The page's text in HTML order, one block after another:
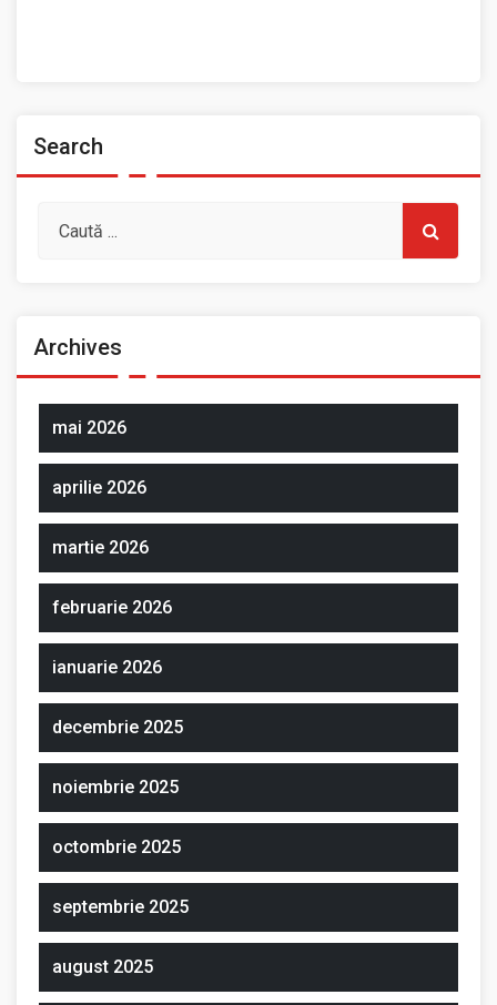
Search
Archives
mai 2026
aprilie 2026
martie 2026
februarie 2026
ianuarie 2026
decembrie 2025
noiembrie 2025
octombrie 2025
septembrie 2025
august 2025